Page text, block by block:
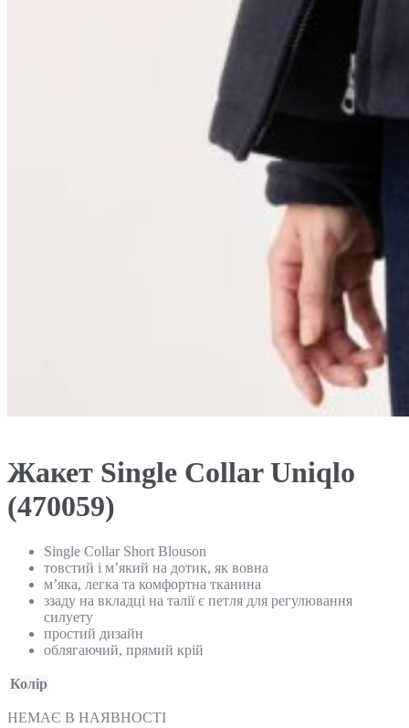
Жакет Single Collar Uniqlo
(470059)
Single Collar Short Blouson
товстий і м’який на дотик, як вовна
м’яка, легка та комфортна тканина
ззаду на вкладці на талії є петля для регулювання
силуету
простий дизайн
облягаючий, прямий крій
Колір
НЕМАЄ В НАЯВНОСТІ